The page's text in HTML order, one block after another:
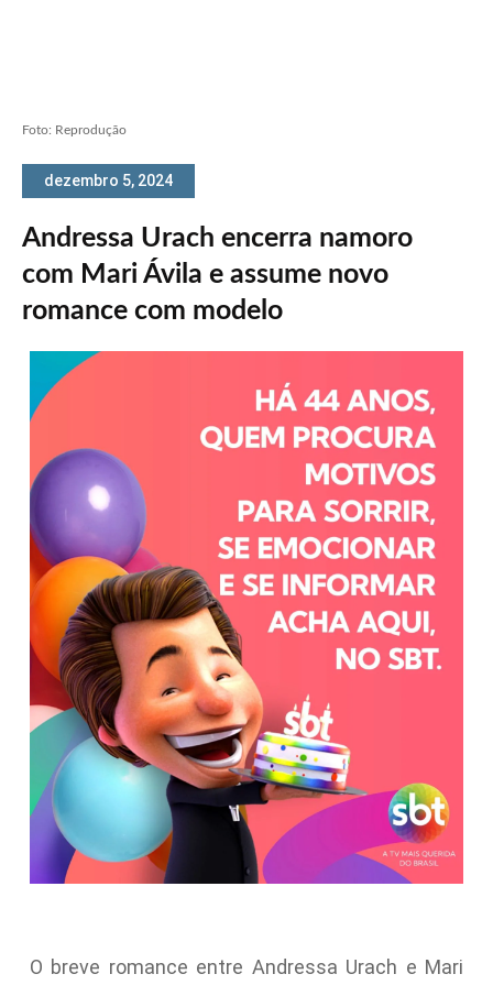
Foto: Reprodução
dezembro 5, 2024
Andressa Urach encerra namoro
com Mari Ávila e assume novo
romance com modelo
O breve romance entre Andressa Urach e Mari